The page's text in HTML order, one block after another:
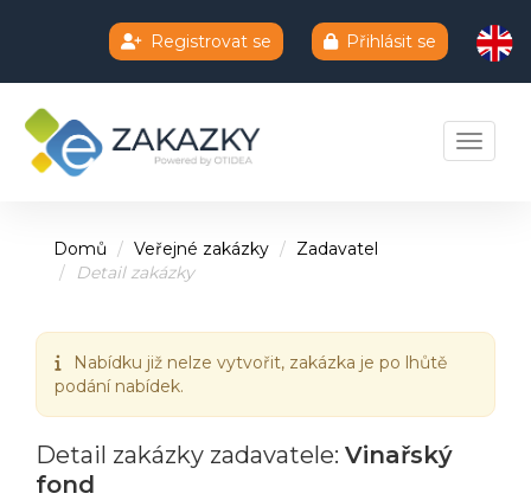
Registrovat se Přihlásit se
Toggle
Domů Veřejné zakázky
Zadavatel
Detail zakázky
Nabídku již nelze vytvořit, zakázka je po lhůtě
podání nabídek.
Detail zakázky zadavatele: Vinařský
fond
Chatbot e-zakazky